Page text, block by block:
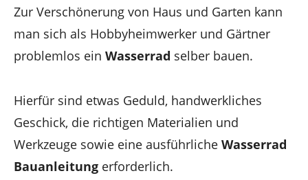
Zur Verschönerung von Haus und Garten kann
man sich als Hobbyheimwerker und Gärtner
problemlos ein Wasserrad selber bauen.
Hierfür sind etwas Geduld, handwerkliches
Geschick, die richtigen Materialien und
Werkzeuge sowie eine ausführliche Wasserrad
Bauanleitung erforderlich.